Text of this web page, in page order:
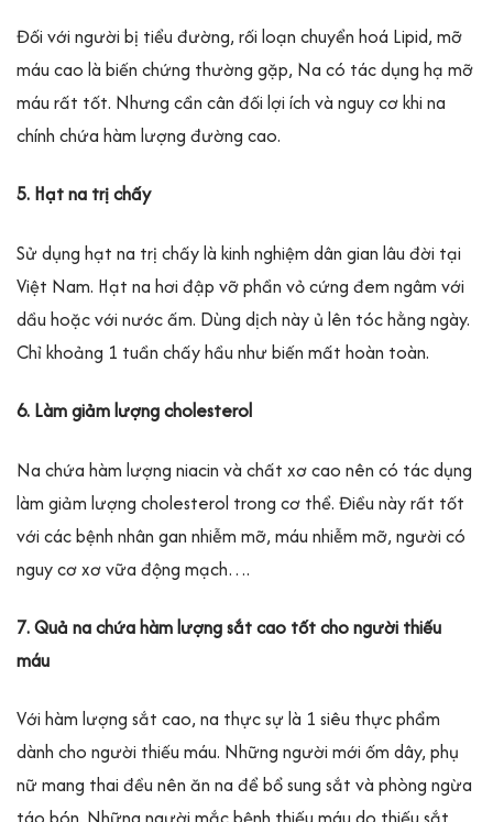
Đối với người bị tiểu đường, rối loạn chuyển hoá Lipid, mỡ
máu cao là biến chứng thường gặp, Na có tác dụng hạ mỡ
máu rất tốt. Nhưng cần cân đối lợi ích và nguy cơ khi na
chính chứa hàm lượng đường cao.
5. Hạt na trị chấy
Sử dụng hạt na trị chấy là kinh nghiệm dân gian lâu đời tại
Việt Nam. Hạt na hơi đập vỡ phần vỏ cứng đem ngâm với
dầu hoặc với nước ấm. Dùng dịch này ủ lên tóc hằng ngày.
Chỉ khoảng 1 tuần chấy hầu như biến mất hoàn toàn.
6. Làm giảm lượng cholesterol
Na chứa hàm lượng niacin và chất xơ cao nên có tác dụng
làm giảm lượng cholesterol trong cơ thể. Điều này rất tốt
với các bệnh nhân gan nhiễm mỡ, máu nhiễm mỡ, người có
nguy cơ xơ vữa động mạch….
7. Quả na chứa hàm lượng sắt cao tốt cho người thiếu
máu
Với hàm lượng sắt cao, na thực sự là 1 siêu thực phẩm
dành cho người thiếu máu. Những người mới ốm dây, phụ
nữ mang thai đều nên ăn na để bổ sung sắt và phòng ngừa